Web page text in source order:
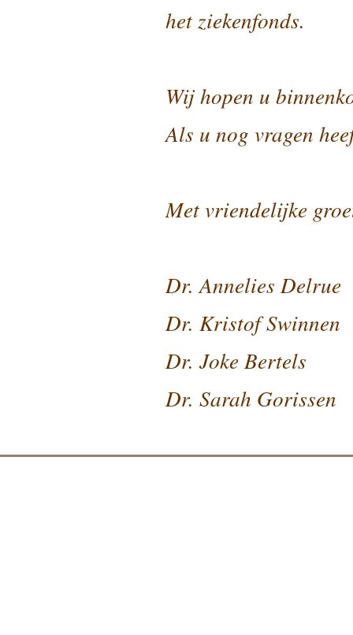
het ziekenfonds.
Wij hopen u
Als u nog vragen
Met vriendelijke
Dr. Annelies Delrue
Dr. Kristof Swinnen
Dr. Joke Bertels
Dr. Sarah Gorissen